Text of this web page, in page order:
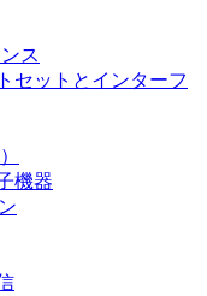
ス
セットとインターフ
機器